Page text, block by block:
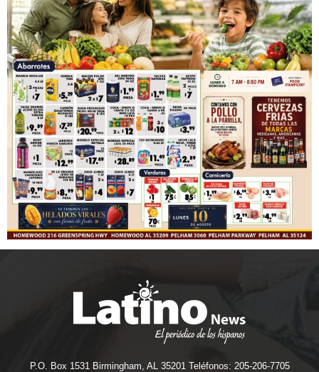
P.O. Box 1531 Birmingham, AL 35201 Teléfonos: 205-206-7705